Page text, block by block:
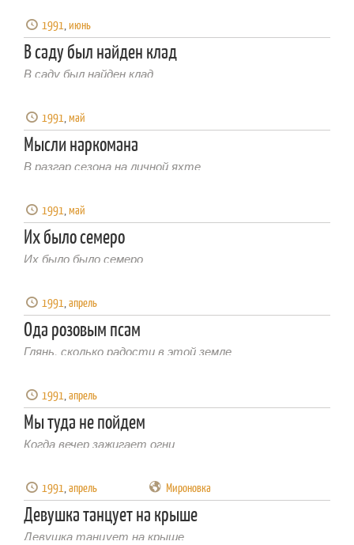
1991,июнь
В саду был найден клад
В саду был найден клад
1991,май
Мысли наркомана
В разгар сезона на личной яхте
1991,май
Их было семеро
Их было было семеро
1991,апрель
Ода розовым псам
Глянь, сколько радости в этой земле
1991,апрель
Мы туда не пойдем
Когда вечер зажигает огни
1991,апрель Мироновка
Девушка танцует на крыше
Девушка танцует на крыше